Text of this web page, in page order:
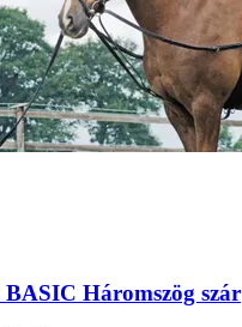
BASIC Háromszög szár